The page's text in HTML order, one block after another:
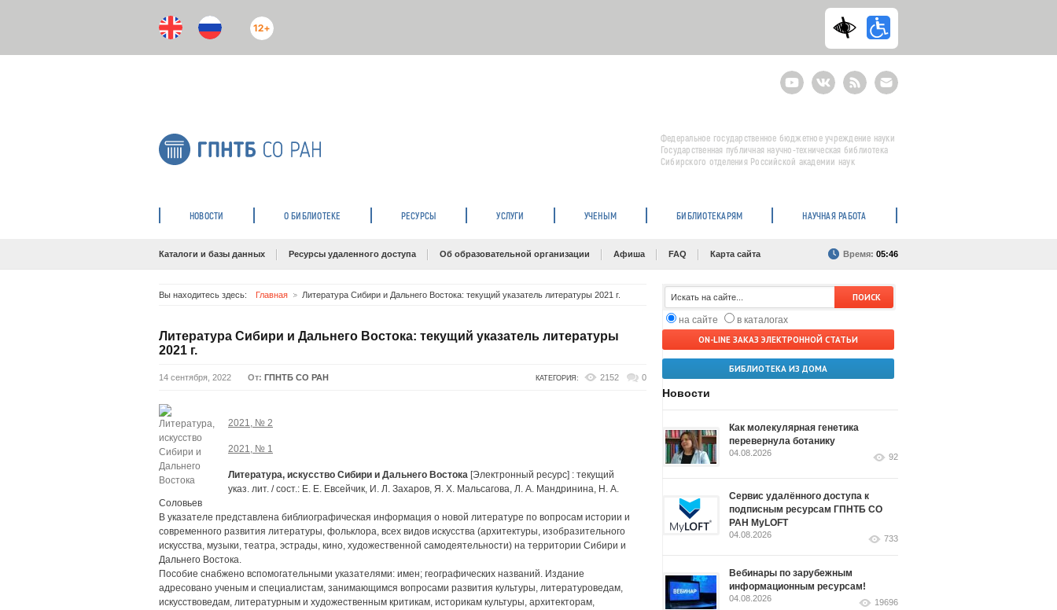
12+
YoutubeВКонтактеRSS
E-
mail
подписка
Федеральное государственное бюджетное учреждение науки
Государственная публичная научно-техническая библиотека
Сибирского отделения Российской академии наук
НОВОСТИ О БИБЛИОТЕКЕ РЕСУРСЫ УСЛУГИ УЧЕНЫМ БИБЛИОТЕКАРЯМ НАУЧНАЯ РАБОТА
Каталоги и базы данных Ресурсы удаленного доступа Об образовательной организации Афиша FAQ Карта сайта Время: 05:46
Вы находитесь здесь: Главная Литература Сибири и Дальнего Востока: текущий указатель литературы 2021 г.
Литература Сибири и Дальнего Востока: текущий указатель литературы
2021 г.
14 сентября, 2022 От: ГПНТБ СО РАН КАТЕГОРИЯ: 2152 0
2021, № 2
2021, № 1
Литература, искусство Сибири и Дальнего Востока [Электронный ресурс] : текущий
указ. лит. / сост.: Е. Е. Евсейчик, И. Л. Захаров, Я. Х. Мальсагова, Л. А. Мандринина, Н. А.
Соловьев
В указателе представлена библиографическая информация о новой литературе по вопросам истории и
современного развития литературы, фольклора, всех видов искусства (архитектуры, изобразительного
искусства, музыки, театра, эстрады, кино, художественной самодеятельности) на территории Сибири и
Дальнего Востока.
Пособие снабжено вспомогательными указателями: имен; географических названий. Издание
адресовано ученым и специалистам, занимающимся вопросами развития культуры, литературоведам,
искусствоведам, литературным и художественным критикам, историкам культуры, архитекторам,
на сайте
в каталогах
ON-LINE ЗАКАЗ ЭЛЕКТРОННОЙ СТАТЬИ
БИБЛИОТЕКА ИЗ ДОМА
Новости
Как молекулярная генетика
перевернула ботанику
04.08.2026 92
Сервис удалённого доступа к
подписным ресурсам ГПНТБ СО
РАН MyLOFT
04.08.2026 733
Вебинары по зарубежным
информационным ресурсам!
04.08.2026 19696